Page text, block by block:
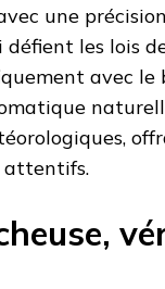
une
les lois
avec le
attentifs.